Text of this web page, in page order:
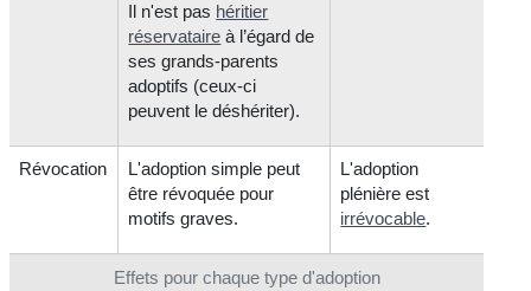
Effets pour chaque type d'adoption
Il n'est pas héritier
réservataire à l’égard de
ses grands-parents
adoptifs (ceux-ci
peuvent le déshériter).
Révocation
L'adoption simple peut
être révoquée pour
motifs graves.
L'adoption
plénière est
irrévocable.